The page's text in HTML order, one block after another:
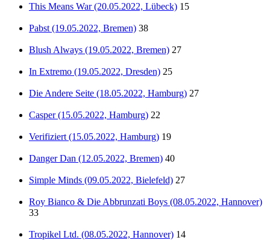
This Means War (20.05.2022, Lübeck) 15
Pabst (19.05.2022, Bremen) 38
Blush Always (19.05.2022, Bremen) 27
In Extremo (19.05.2022, Dresden) 25
Die Andere Seite (18.05.2022, Hamburg) 27
Casper (15.05.2022, Hamburg) 22
Verifiziert (15.05.2022, Hamburg) 19
Danger Dan (12.05.2022, Bremen) 40
Simple Minds (09.05.2022, Bielefeld) 27
Roy Bianco & Die Abbrunzati Boys (08.05.2022, Hannover)
33
Tropikel Ltd. (08.05.2022, Hannover) 14